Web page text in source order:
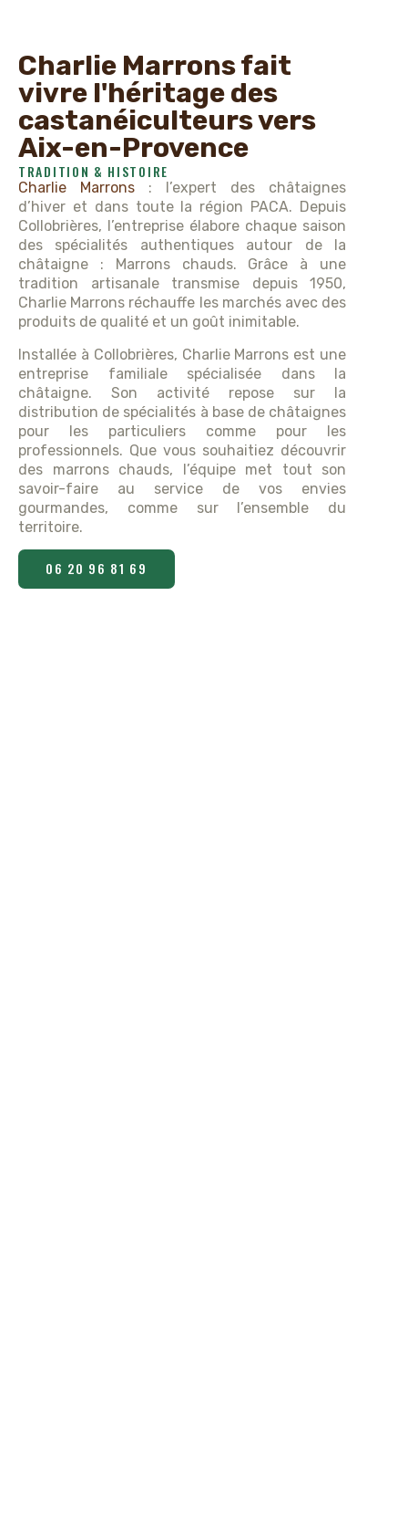
Charlie Marrons fait
vivre l'héritage des
castanéiculteurs vers
Aix-en-Provence
TRADITION & HISTOIRE
Charlie Marrons : l’expert des châtaignes
d’hiver et dans toute la région PACA. Depuis
Collobrières, l’entreprise élabore chaque saison
des spécialités authentiques autour de la
châtaigne : Marrons chauds. Grâce à une
tradition artisanale transmise depuis 1950,
Charlie Marrons réchauffe les marchés avec des
produits de qualité et un goût inimitable.
Installée à Collobrières, Charlie Marrons est une
entreprise familiale spécialisée dans la
châtaigne. Son activité repose sur la
distribution de spécialités à base de châtaignes
pour les particuliers comme pour les
professionnels. Que vous souhaitiez découvrir
des marrons chauds, l’équipe met tout son
savoir-faire au service de vos envies
gourmandes, comme sur l’ensemble du
territoire.
06 20 96 81 69